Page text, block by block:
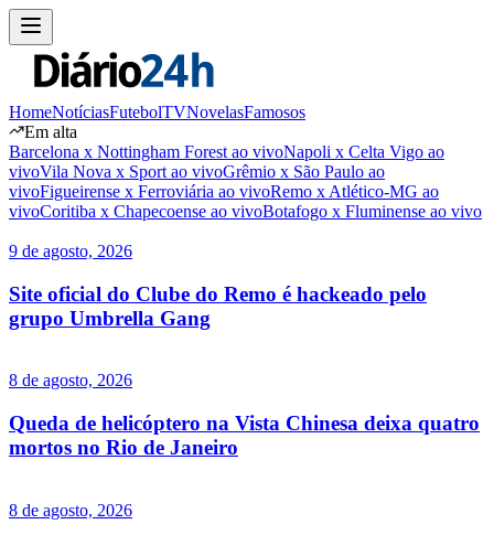
HomeNotíciasFutebolTVNovelasFamosos
Em alta
Barcelona x Nottingham Forest ao vivoNapoli x Celta Vigo ao
vivoVila Nova x Sport ao vivoGrêmio x São Paulo ao
vivoFigueirense x Ferroviária ao vivoRemo x Atlético-MG ao
vivoCoritiba x Chapecoense ao vivoBotafogo x Fluminense ao vivo
9 de agosto, 2026
Site oficial do Clube do Remo é hackeado pelo
grupo Umbrella Gang
8 de agosto, 2026
Queda de helicóptero na Vista Chinesa deixa quatro
mortos no Rio de Janeiro
8 de agosto, 2026